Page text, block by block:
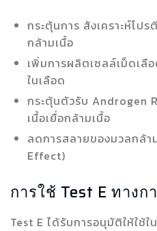
กระตุ้นการ สังเคราะห์โปร
กล้ามเนื้อ
เพิ่มการผลิตเซลล์เม็ดเลื
ในเลือด
กระตุ้นตัวรับ Androgen
เนื้อเยื่อกล้ามเนื้อ
ลดการสลายของมวลกล้
Effect)
การใช้ Test E ทางก
Test E ได้รับการอนุมัติให้ใช้